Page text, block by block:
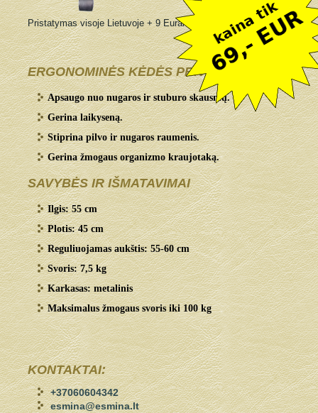
Pristatymas visoje Lietuvoje + 9 Eurai
ERGONOMINĖS KĖDĖS PRIVALUMAI:
Apsaugo nuo nugaros ir stuburo skausmų.
Gerina laikyseną.
Stiprina pilvo ir nugaros raumenis.
Gerina žmogaus organizmo kraujotaką.
SAVYBĖS IR IŠMATAVIMAI
Ilgis: 55 cm
Plotis: 45 cm
Reguliuojamas aukštis: 55-60 cm
Svoris: 7,5 kg
Karkasas: metalinis
Maksimalus žmogaus svoris iki 100 kg
KONTAKTAI:
+37060604342
esmina@esmina.lt